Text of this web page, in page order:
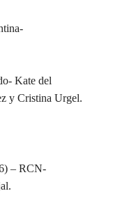
Kate del
y Cristina Urgel.
– RCN-